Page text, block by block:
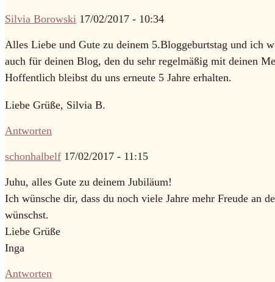
Silvia Borowski 17/02/2017 - 10:34
Alles Liebe und Gute zu deinem 5.Bloggeburtstag und ich
auch für deinen Blog, den du sehr regelmäßig mit deinen
Hoffentlich bleibst du uns erneute 5 Jahre erhalten.
Liebe Grüße, Silvia B.
Antworten
schonhalbelf 17/02/2017 - 11:15
Juhu, alles Gute zu deinem Jubiläum!
Ich wünsche dir, dass du noch viele Jahre mehr Freude an
wünschst.
Liebe Grüße
Inga
Antworten